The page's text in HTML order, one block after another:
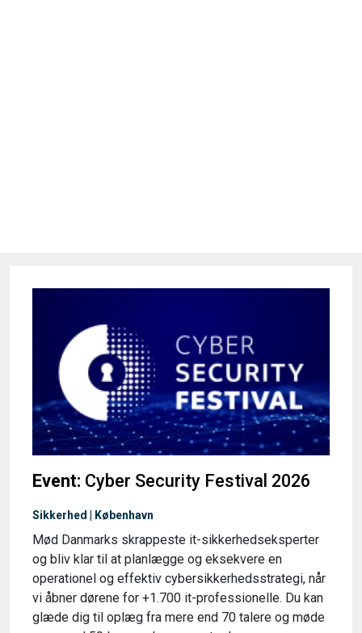
Event: Cyber Security Festival 2026
Sikkerhed | København
Mød Danmarks skrappeste it-sikkerhedseksperter
og bliv klar til at planlægge og eksekvere en
operationel og effektiv cybersikkerhedsstrategi, når
vi åbner dørene for +1.700 it-professionelle. Du kan
glæde dig til oplæg fra mere end 70 talere og møde